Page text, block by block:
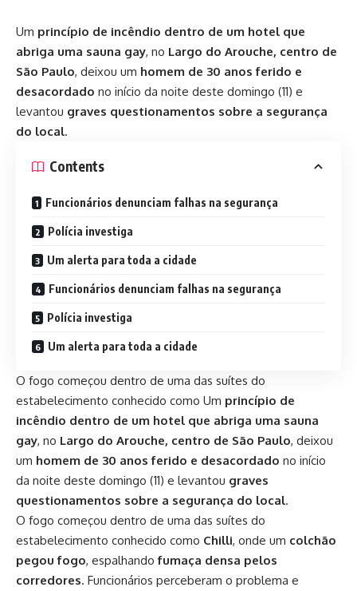
Um princípio de incêndio dentro de um hotel que
abriga uma sauna gay, no Largo do Arouche, centro de
São Paulo, deixou um homem de 30 anos ferido e
desacordado no início da noite deste domingo (11) e
levantou graves questionamentos sobre a segurança
do local.
Contents
Funcionários denunciam falhas na segurança
Polícia investiga
Um alerta para toda a cidade
Funcionários denunciam falhas na segurança
Polícia investiga
Um alerta para toda a cidade
O fogo começou dentro de uma das suítes do
estabelecimento conhecido como Um princípio de
incêndio dentro de um hotel que abriga uma sauna
gay, no Largo do Arouche, centro de São Paulo, deixou
um homem de 30 anos ferido e desacordado no início
da noite deste domingo (11) e levantou graves
questionamentos sobre a segurança do local.
O fogo começou dentro de uma das suítes do
estabelecimento conhecido como Chilli, onde um colchão
pegou fogo, espalhandofumaça densa pelos
corredores. Funcionários perceberam o problema e